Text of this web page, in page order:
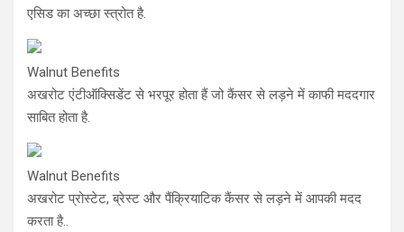
एसिड का अच्छा स्त्रोत है.
Walnut Benefits
अखरोट एंटीऑक्सिडेंट से भरपूर होता हैं जो कैंसर से लड़ने में काफी मददगार
साबित होता है.
Walnut Benefits
अखरोट प्रोस्टेट, ब्रेस्ट और पैंक्रियाटिक कैंसर से लड़ने में आपकी मदद
करता है..